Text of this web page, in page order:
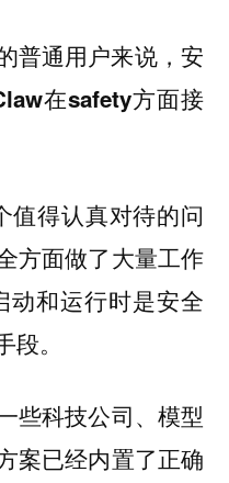
普通用户来说，安
在safety方面接
值得认真对待的问
方面做了大量工作
和运行时是安全
。
些科技公司、模型
案已经内置了正确